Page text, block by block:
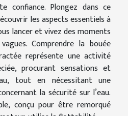
confiance. Plongez dans ce
les aspects essentiels à
lancer et vivez des moments
Comprendre la bouée
représente une activité
procurant sensations et
tout en nécessitant une
la sécurité sur l’eau.
conçu pour être remorqué